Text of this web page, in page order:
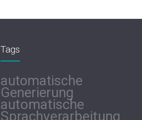
Tags
automatische
Generierung
automatische
Sprachverarbeitung